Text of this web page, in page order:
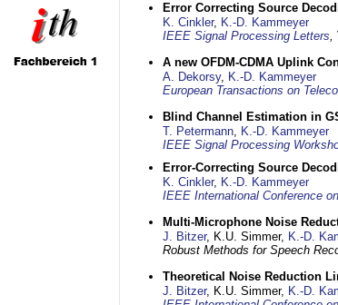
Error Correcting Source
K. Cinkler, K.-D. Kammeyer
IEEE Signal Processing Letters,
A new OFDM-CDMA Uplink
A. Dekorsy, K.-D. Kammeyer
European Transactions on
Blind Channel Estimation in
T. Petermann, K.-D. Kammeyer
IEEE Signal Processing
Error-Correcting Source
K. Cinkler, K.-D. Kammeyer
IEEE International Conference
Multi-Microphone Noise
J. Bitzer, K.U. Simmer, K.-D.
Robust Methods for Speech
Theoretical Noise Reduction
J. Bitzer, K.U. Simmer, K.-D.